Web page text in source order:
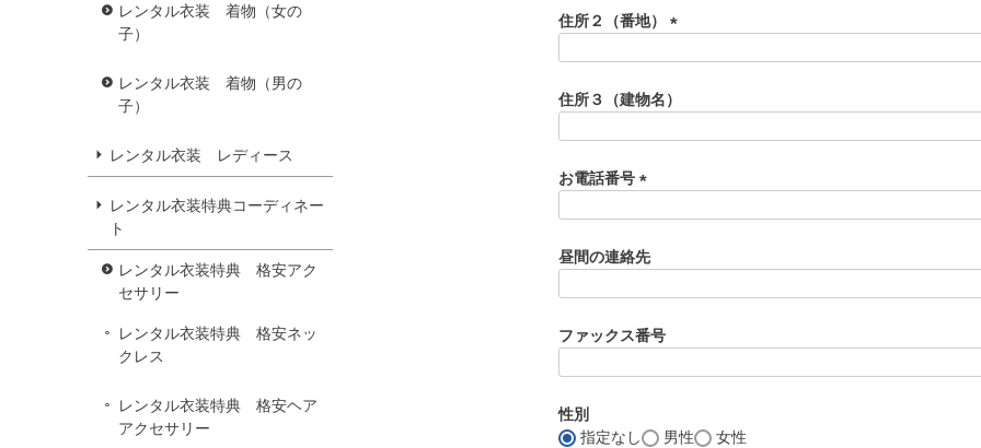
レンタル衣装 着物（女の
子）
レンタル衣装 着物（男の
子）
レンタル衣装 レディース
レンタル衣装特典コーディネー
ト
レンタル衣装特典 格安アク
セサリー
レンタル衣装特典 格安ネッ
クレス
レンタル衣装特典 格安ヘア
アクセサリー
)
住所２（番地）
須
)
住所３（建物名）
お電話番号
須
)
昼間の連絡先
ファックス番号
性別
指定なし
男性 女性